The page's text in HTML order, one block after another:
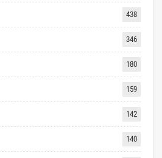
438
346
180
159
142
140